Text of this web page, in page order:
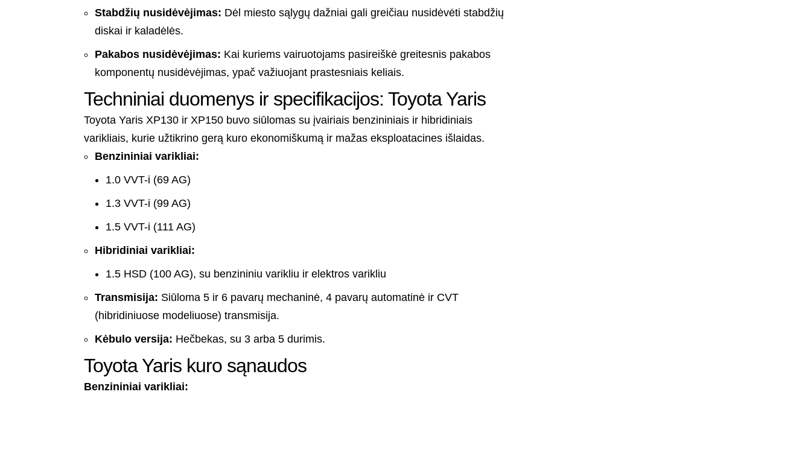
Stabdžių nusidėvėjimas: Dėl miesto sąlygų dažniai gali greičiau nusidėvėti stabdžių
diskai ir kaladėlės.
Pakabos nusidėvėjimas: Kai kuriems vairuotojams pasireiškė greitesnis pakabos
komponentų nusidėvėjimas, ypač važiuojant prastesniais keliais.
Techniniai duomenys ir specifikacijos: Toyota Yaris
Toyota Yaris XP130 ir XP150 buvo siūlomas su įvairiais benzininiais ir hibridiniais
varikliais, kurie užtikrino gerą kuro ekonomiškumą ir mažas eksploatacines išlaidas.
Benzininiai varikliai:
1.0 VVT-i (69 AG)
1.3 VVT-i (99 AG)
1.5 VVT-i (111 AG)
Hibridiniai varikliai:
1.5 HSD (100 AG), su benzininiu varikliu ir elektros varikliu
Transmisija: Siūloma 5 ir 6 pavarų mechaninė, 4 pavarų automatinė ir CVT
(hibridiniuose modeliuose) transmisija.
Kėbulo versija: Hečbekas, su 3 arba 5 durimis.
Toyota Yaris kuro sąnaudos
Benzininiai varikliai: